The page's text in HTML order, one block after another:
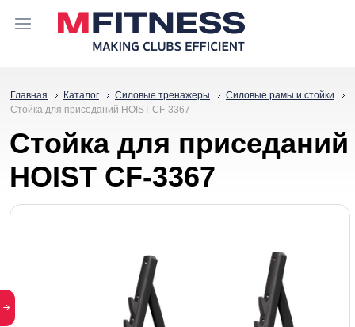
Главная Каталог Силовые тренажеры
Силовые рамы и стойки
Стойка для приседаний HOIST CF-3367
Стойка для приседаний
HOIST CF-3367